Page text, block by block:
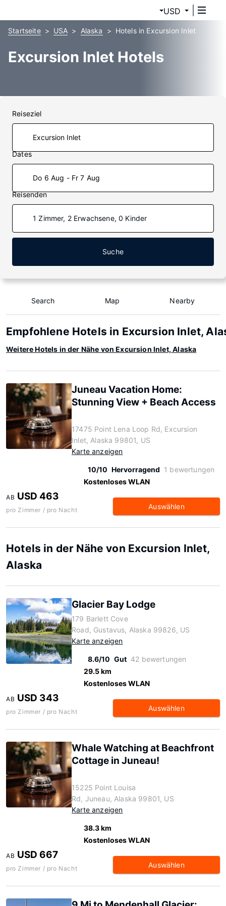
USD
Startseite USA Alaska Hotels in Excursion Inlet
Excursion Inlet Hotels
Reiseziel
Dates
Do 6 Aug - Fr 7 Aug
Reisenden
1 Zimmer, 2 Erwachsene, 0 Kinder
Suche
Search Map Nearby
Empfohlene Hotels in Excursion Inlet,
Weitere Hotels in der Nähe von Excursion Inlet, Alaska
Juneau Vacation Home:
Stunning View + Beach Access
17475 Point Lena Loop Rd, Excursion
Inlet, Alaska 99801, US
Karte anzeigen
10/10 Hervorragend 1 bewertungen
Kostenloses WLAN
AB USD 463
pro Zimmer / pro Nacht Auswählen
Hotels in der Nähe von Excursion Inlet,
Alaska
Glacier Bay Lodge
179 Barlett Cove
Road, Gustavus, Alaska 99826, US
Karte anzeigen
8.6/10 Gut 42 bewertungen
29.5 km
Kostenloses WLAN
AB USD 343
pro Zimmer / pro Nacht Auswählen
Whale Watching at Beachfront
Cottage in Juneau!
15225 Point Louisa
Rd, Juneau, Alaska 99801, US
Karte anzeigen
38.3 km
Kostenloses WLAN
AB USD 667
pro Zimmer / pro Nacht Auswählen